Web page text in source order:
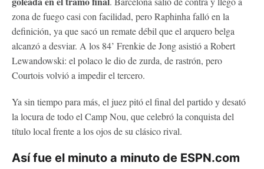
zona de fuego casi con facilidad, pero Raphinha falló en la
definición, ya que sacó un remate débil que el arquero belga
alcanzó a desviar. A los 84’ Frenkie de Jong asistió a Robert
Lewandowski: el polaco le dio de zurda, de rastrón, pero
Courtois volvió a impedir el tercero.
Ya sin tiempo para más, el juez pitó el final del partido y desató
la locura de todo el Camp Nou, que celebró la conquista del
título local frente a los ojos de su clásico rival.
Así fue el minuto a minuto de ESPN.com